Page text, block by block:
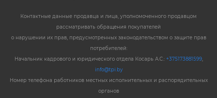
Контактные данные продавца и лица, уполномоченного продавцом
рассматривать обращения покупателей
о нарушении их прав, предусмотренных законодательством о защите прав
потребителей:
Начальник кадрового и юридического отдела Косарь А.С.: +375173881599,
info@tpi.by
Номер телефона работников местных исполнительных и распорядительных
органов